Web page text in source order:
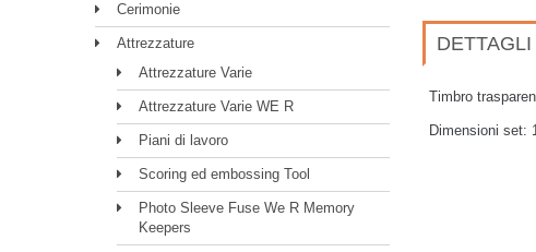
Cerimonie
Attrezzature
Attrezzature Varie
Attrezzature Varie WE R
Piani di lavoro
Scoring ed embossing Tool
Photo Sleeve Fuse We R Memory
Keepers
DETTAGLI
Timbro
Dimensioni set: